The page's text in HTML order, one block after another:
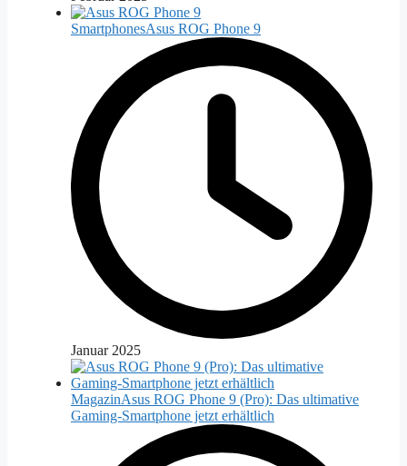
SmartphonesAsus ROG Phone 9
Januar 2025
MagazinAsus ROG Phone 9 (Pro): Das ultimative
Gaming-Smartphone jetzt erhältlich